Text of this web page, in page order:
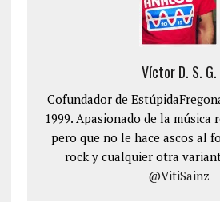
Víctor D. S. G.
Cofundador de
1999. Apasionado de la
pero que no le hace ascos al
rock y cualquier otra
@VitiSainz